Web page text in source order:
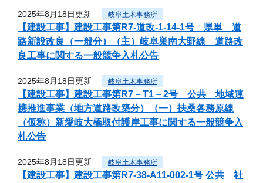
2025年8月18日更新 岐阜土木事務所
【建設工事】建設工事第R7-道改-1-14-1号 県単 道
路新設改良（一般分）（主）岐阜巣南大野線 道路改
良工事に関する一般競争入札公告
2025年8月18日更新 岐阜土木事務所
【建設工事】建設工事第R7－T1－2号 公共 地域連
携推進事業（地方道路改築分）（一）扶桑各務原線
（仮称）新愛岐大橋取付護岸工事に関する一般競争入
札公告
2025年8月18日更新 岐阜土木事務所
【建設工事】建設工事第R7-38-A11-002-1号 公共 社